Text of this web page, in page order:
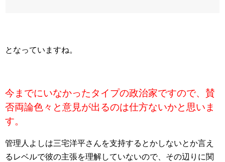
となっていますね。
今までにいなかったタイプの政治家ですので、賛
否両論色々と意見が出るのは仕方ないかと思いま
す。
管理人よしは三宅洋平さんを支持するとかしないとか言え
るレベルで彼の主張を理解していないので、その辺りに関